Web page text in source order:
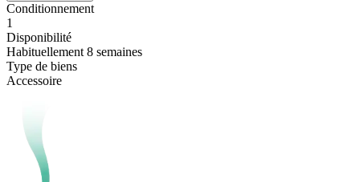
Conditionnement
1
Disponibilité
Habituellement 8 semaines
Type de biens
Accessoire